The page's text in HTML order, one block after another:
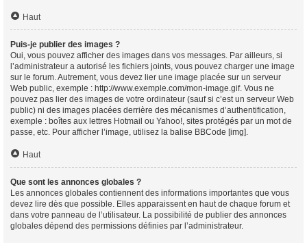
Haut
Puis-je publier des images ?
Oui, vous pouvez afficher des images dans vos messages. Par ailleurs, si
l’administrateur a autorisé les fichiers joints, vous pouvez charger une image
sur le forum. Autrement, vous devez lier une image placée sur un serveur
Web public, exemple : http://www.exemple.com/mon-image.gif. Vous ne
pouvez pas lier des images de votre ordinateur (sauf si c’est un serveur Web
public) ni des images placées derrière des mécanismes d’authentification,
exemple : boîtes aux lettres Hotmail ou Yahoo!, sites protégés par un mot de
passe, etc. Pour afficher l’image, utilisez la balise BBCode [img].
Haut
Que sont les annonces globales ?
Les annonces globales contiennent des informations importantes que vous
devez lire dès que possible. Elles apparaissent en haut de chaque forum et
dans votre panneau de l’utilisateur. La possibilité de publier des annonces
globales dépend des permissions définies par l’administrateur.